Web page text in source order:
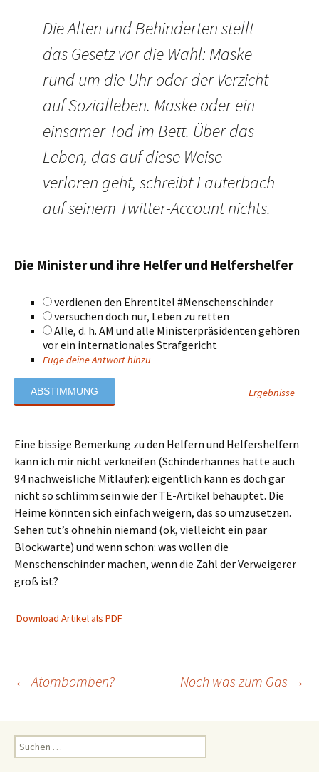
Die Alten und Behinderten stellt
das Gesetz vor die Wahl: Maske
rund um die Uhr oder der Verzicht
auf Sozialleben. Maske oder ein
einsamer Tod im Bett. Über das
Leben, das auf diese Weise
verloren geht, schreibt Lauterbach
auf seinem Twitter-Account nichts.
Die Minister und ihre Helfer und Helfershelfer
verdienen den Ehrentitel #Menschenschinder
versuchen doch nur, Leben zu retten
Alle, d. h. AM und alle Ministerpräsidenten gehören
vor ein internationales Strafgericht
Fuge deine Antwort hinzu
Ergebnisse
Eine bissige Bemerkung zu den Helfern und Helfershelfern
kann ich mir nicht verkneifen (Schinderhannes hatte auch
94 nachweisliche Mitläufer): eigentlich kann es doch gar
nicht so schlimm sein wie der TE-Artikel behauptet. Die
Heime könnten sich einfach weigern, das so umzusetzen.
Sehen tut’s ohnehin niemand (ok, vielleicht ein paar
Blockwarte) und wenn schon: was wollen die
Menschenschinder machen, wenn die Zahl der Verweigerer
groß ist?
Download Artikel als PDF
Beitragsnavigation
← Atombomben? Noch was zum Gas →
Suchen
nach: